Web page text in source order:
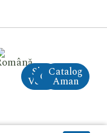
Site
VechiCreAI
Catalog
Aman